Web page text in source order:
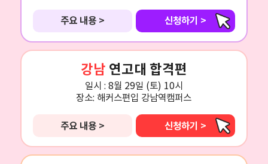
주요 내용 > 신청하기 >
강남 연고대 합격편
일시 : 8월 29일 (토) 10시
장소: 해커스편입 강남역캠퍼스
주요 내용 > 신청하기 >